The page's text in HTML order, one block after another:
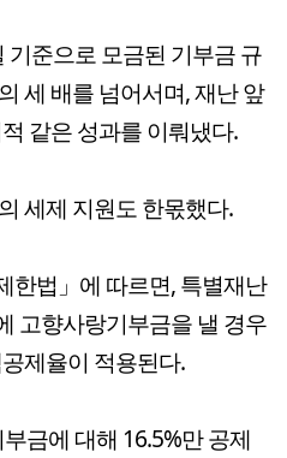
기준으로 모금된 기부금 규
세 배를 넘어서며, 재난 앞
같은 성과를 이뤄냈다.
세제 지원도 한몫했다.
한법」에 따르면, 특별재난
고향사랑기부금을 낼 경우
제율이 적용된다.
금에 대해 16.5%만 공제